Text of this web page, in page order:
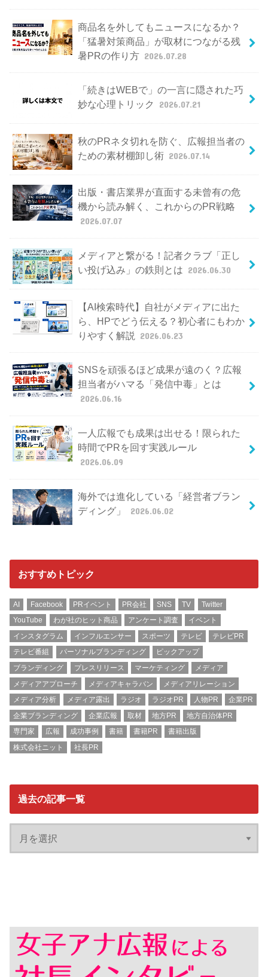
商品名を外してもニュースになるか？
「猛暑対策商品」が取材につながる残
暑PRの作り方 2026.07.28
「続きはWEBで」の一言に隠された巧
妙な心理トリック
2026.07.21
秋のPRネタ切れを防ぐ、広報担当者の
ための素材棚卸し術 2026.07.14
出版・書店業界が直面する未曾有の危
機から読み解く、これからのPR戦略
2026.07.07
メディアと繋がる！記者クラブ「正し
い投げ込み」の鉄則とは 2026.06.30
【AI検索時代】自社がメディアに出た
ら、HPでどう伝える？初心者にもわか
りやすく解説
2026.06.23
SNSを頑張るほど成果が遠のく？広報
担当者がハマる「発信中毒」とは
2026.06.16
一人広報でも成果は出せる！限られた
時間でPRを回す実践ルール
2026.06.09
海外では進化している「経営者ブラン
ディング」
2026.06.02
おすすめトピック
AI Facebook PRイベント PR会社 SNS TV
Twitter
YouTube
わが社のヒット商品 アンケート調査
イベント
インスタグラム
インフルエンサー スポーツ テレビ
テレビPR
テレビ番組
パーソナルブランディング
ピックアップ
ブランディング
プレスリリース マーケティング
メディア
メディアアプローチ
メディアキャラバン
メディアリレーション
メディア分析
メディア露出 ラジオ ラジオPR 人物PR
企業PR
企業ブランディング
企業広報 取材 地方PR
地方自治体PR
専門家
広報 成功事例 書籍 書籍PR
書籍出版
株式会社ニット
社長PR
過去の記事一覧